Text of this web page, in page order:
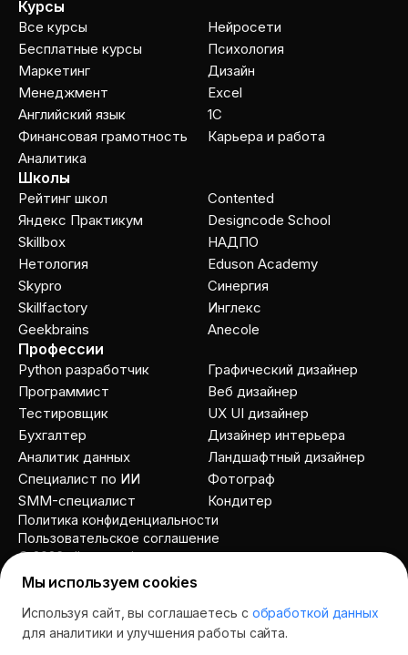
Курсы
Все курсы
Бесплатные курсы
Маркетинг
Менеджмент
Английский язык
Финансовая грамотность
Аналитика
Нейросети
Психология
Дизайн
Excel
1C
Карьера и работа
Школы
Рейтинг школ
Яндекс Практикум
Skillbox
Нетология
Skypro
Skillfactory
Geekbrains
Contented
Designcode School
НАДПО
Eduson Academy
Cинергия
Инглекс
Anecole
Профессии
Python разработчик
Программист
Тестировщик
Бухгалтер
Аналитик данных
Специалист по ИИ
SMM-специалист
Графический дизайнер
Веб дизайнер
UX UI дизайнер
Дизайнер интерьера
Ландшафтный дизайнер
Фотограф
Кондитер
© 2026 allcourses.io
Пользовательское соглашение
Политика конфиденциальности
Мы используем cookies
Используя сайт, вы соглашаетесь с обработкой данных
для аналитики и улучшения работы сайта.